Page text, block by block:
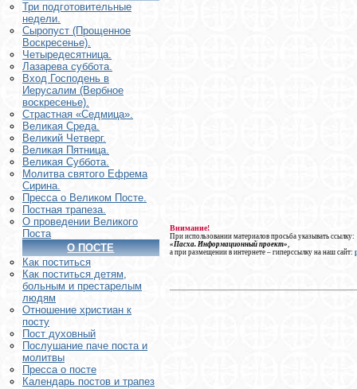
Три подготовительные
недели.
Сыропуст (Прощенное
Воскресенье).
Четыредесятница.
Лазарева суббота.
Вход Господень в
Иерусалим (Вербное
воскресенье).
Страстная «Седмица».
Великая Среда.
Великий Четверг.
Великая Пятница.
Великая Суббота.
Молитва святого Ефрема
Сирина.
Пресса о Великом Посте.
Постная трапеза.
О проведении Великого
Поста
О ПОСТЕ
Как поститься
Как поститься детям,
больным и престарелым
людям
Отношение христиан к
посту
Пост духовный
Послушание паче поста и
молитвы
Пресса о посте
Календарь постов и трапез
Внимание!
При использовании материалов просьба указывать ссылку:
«Пасха. Информационный проект»,
а при размещении в интернете – гиперссылку на наш сайт: